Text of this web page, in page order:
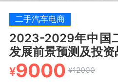
二手汽车电商
2023-2029年中国
发展前景预测及投
¥9000 ¥12000